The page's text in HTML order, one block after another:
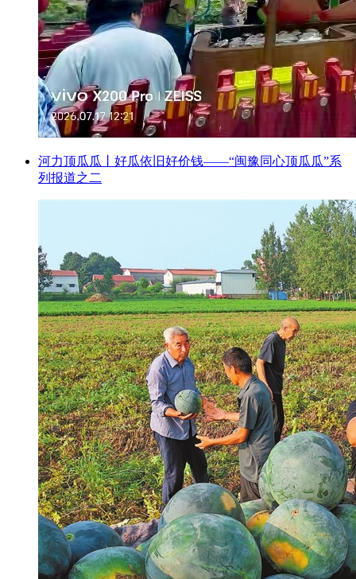
河力顶瓜瓜丨好瓜依旧好价钱——“闽豫同心顶瓜瓜”系
列报道之二